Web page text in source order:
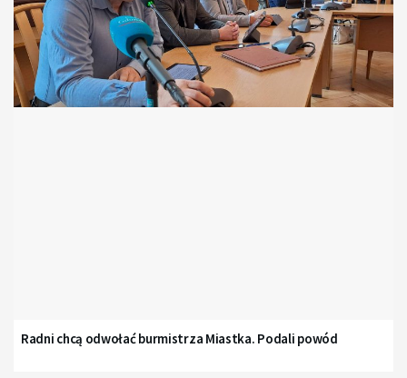
Radni chcą odwołać burmistrza Miastka. Podali powód